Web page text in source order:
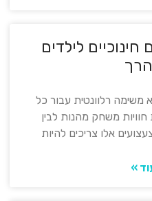
לילדים
משימה רלוונטית עבור כל
חוויות משחק מהנות לבין
אלו צריכים להיות
»